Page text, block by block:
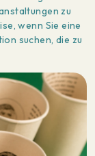
zu
wenn Sie eine
suchen, die zu